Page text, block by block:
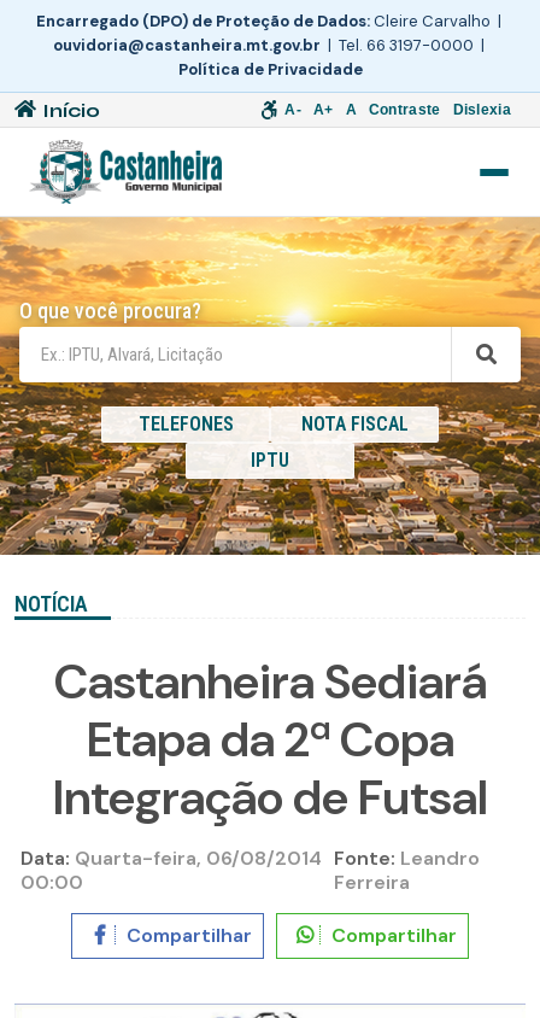
Encarregado (DPO) de Proteção de Dados:Cleire Carvalho |
ouvidoria@castanheira.mt.gov.br | Tel. 66 3197-0000 |
Política de Privacidade
Início A- A+ A Contraste Dislexia
O que você procura?
TELEFONES
NOTA FISCAL
IPTU
NOTÍCIA
Castanheira Sediará
Etapa da 2ª Copa
Integração de Futsal
Data: Quarta-feira, 06/08/2014
00:00
Fonte: Leandro
Ferreira
Compartilhar Compartilhar